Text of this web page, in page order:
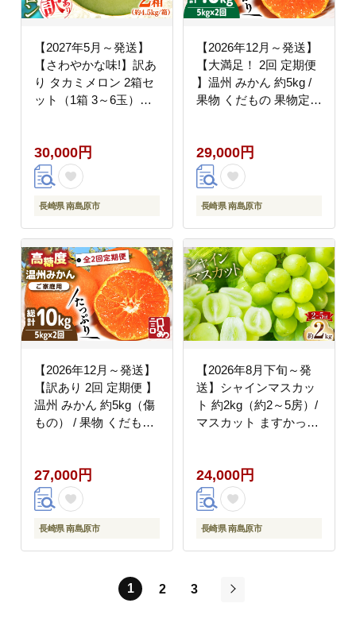
【2027年5月～発送】
【さわやかな味!】訳あ
り タカミメロン 2箱セ
ット（1箱 3～6玉）
島原市 / 南島原果物屋
[SCV026]
30,000円
長崎県 南島原市
【2026年12月～発送】
【大満足！ 2回 定期便
】温州 みかん 約5kg /
果物 くだもの 果物定期
用 5kg / 南島原市 / 南島
原果物屋 [SCV017]
29,000円
長崎県 南島原市
【2026年12月～発送】
【訳あり 2回 定期便 】
温州 みかん 約5kg（傷
もの） / 果物 くだもの
旬 家庭用 5kg / 南島原
市 / 南島原果物屋
[SCV018]
27,000円
長崎県 南島原市
【2026年8月下旬～発
送】シャインマスカッ
ト 約2kg（約2～5房）/
マスカット ますかっと
/ 長崎県農産品流通合同
会社 [SCB076]
24,000円
長崎県 南島原市
1 2
3